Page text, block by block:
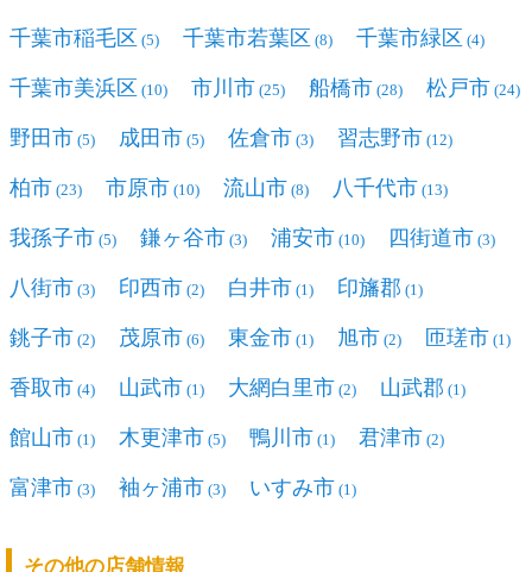
千葉市稲毛区 (5) 千葉市若葉区 (8) 千葉市緑区 (4)
千葉市美浜区 (10) 市川市 (25) 船橋市 (28) 松戸市 (24)
野田市 (5) 成田市 (5) 佐倉市 (3) 習志野市 (12)
柏市 (23) 市原市 (10) 流山市 (8) 八千代市 (13)
我孫子市 (5) 鎌ヶ谷市 (3) 浦安市 (10) 四街道市 (3)
八街市 (3) 印西市 (2) 白井市 (1) 印旛郡 (1)
銚子市 (2) 茂原市 (6) 東金市 (1) 旭市 (2) 匝瑳市 (1)
香取市 (4) 山武市 (1) 大網白里市 (2) 山武郡 (1)
館山市 (1) 木更津市 (5) 鴨川市 (1) 君津市 (2)
富津市 (3) 袖ヶ浦市 (3) いすみ市 (1)
その他の店舗情報